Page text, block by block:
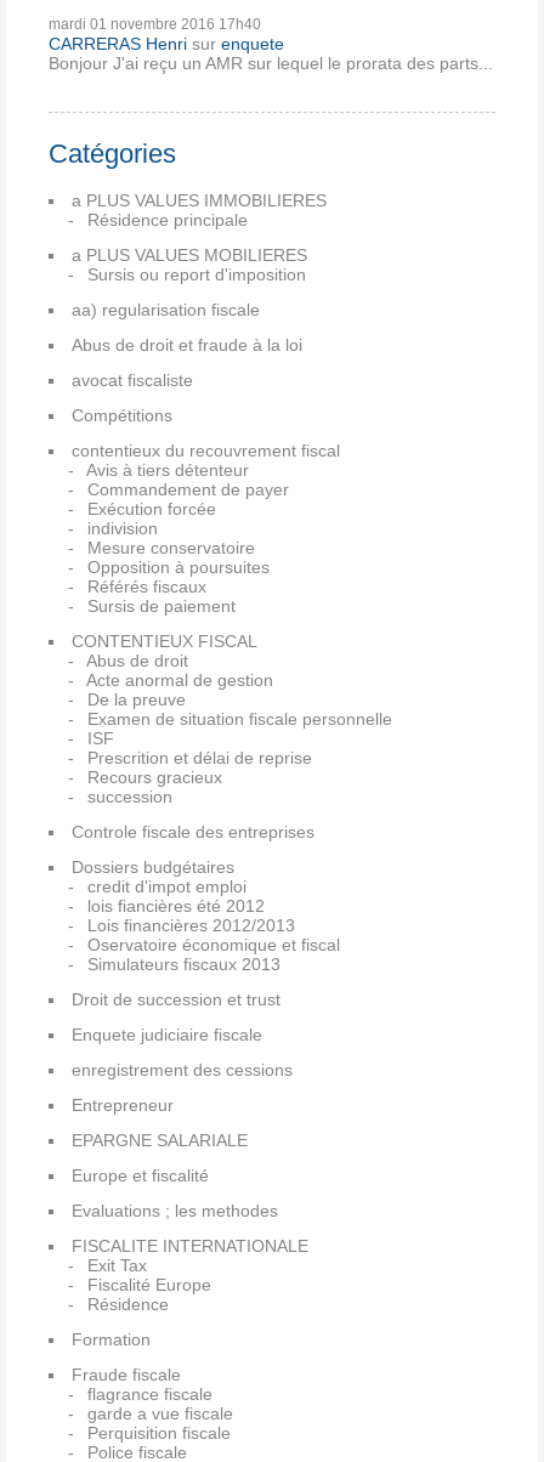
mardi 01 novembre 2016 17h40
CARRERAS Henri sur enquete
Bonjour J'ai reçu un AMR sur lequel le prorata des parts...
Catégories
a PLUS VALUES IMMOBILIERES
Résidence principale
a PLUS VALUES MOBILIERES
Sursis ou report d'imposition
aa) regularisation fiscale
Abus de droit et fraude à la loi
avocat fiscaliste
Compétitions
contentieux du recouvrement fiscal
Avis à tiers détenteur
Commandement de payer
Exécution forcée
indivision
Mesure conservatoire
Opposition à poursuites
Référés fiscaux
Sursis de paiement
CONTENTIEUX FISCAL
Abus de droit
Acte anormal de gestion
De la preuve
Examen de situation fiscale personnelle
ISF
Prescrition et délai de reprise
Recours gracieux
succession
Controle fiscale des entreprises
Dossiers budgétaires
credit d'impot emploi
lois fiancières été 2012
Lois financières 2012/2013
Oservatoire économique et fiscal
Simulateurs fiscaux 2013
Droit de succession et trust
Enquete judiciaire fiscale
enregistrement des cessions
Entrepreneur
EPARGNE SALARIALE
Europe et fiscalité
Evaluations ; les methodes
FISCALITE INTERNATIONALE
Exit Tax
Fiscalité Europe
Résidence
Formation
Fraude fiscale
flagrance fiscale
garde a vue fiscale
Perquisition fiscale
Police fiscale